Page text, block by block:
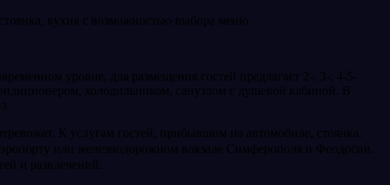
кухня с возможностью выбора меню.
уровне, для размещения гостей предлагает 2-, 3-, 4-5-
холодильником, санузлом с душевой кабиной. В
К услугам гостей, прибывшим на автомобиле, стоянка.
или железнодорожном вокзале Симферополя и Феодосии.
и развлечений.